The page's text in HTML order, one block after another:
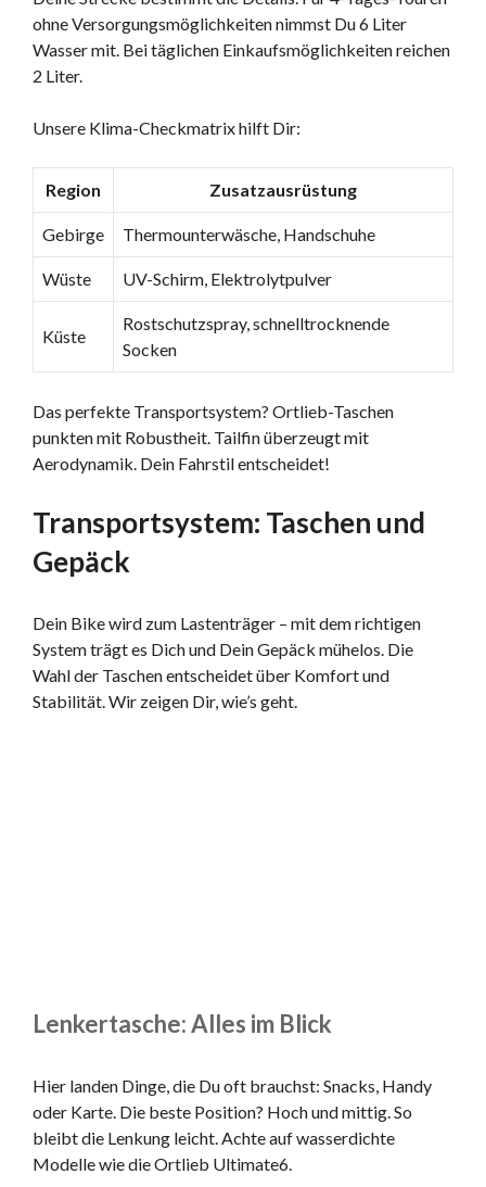
ohne Versorgungsmöglichkeiten nimmst Du 6 Liter
Wasser mit. Bei täglichen Einkaufsmöglichkeiten reichen
2 Liter.
Unsere Klima-Checkmatrix hilft Dir:
Region Zusatzausrüstung
Gebirge Thermounterwäsche, Handschuhe
Wüste UV-Schirm, Elektrolytpulver
Küste
Rostschutzspray, schnelltrocknende
Socken
Das perfekte Transportsystem? Ortlieb-Taschen
punkten mit Robustheit. Tailfin überzeugt mit
Aerodynamik. Dein Fahrstil entscheidet!
Transportsystem: Taschen und
Gepäck
Dein Bike wird zum Lastenträger – mit dem richtigen
System trägt es Dich und Dein Gepäck mühelos. Die
Wahl der Taschen entscheidet über Komfort und
Stabilität. Wir zeigen Dir, wie’s geht.
Lenkertasche: Alles im Blick
Hier landen Dinge, die Du oft brauchst: Snacks, Handy
oder Karte. Die beste Position? Hoch und mittig. So
bleibt die Lenkung leicht. Achte auf wasserdichte
Modelle wie die Ortlieb Ultimate6.